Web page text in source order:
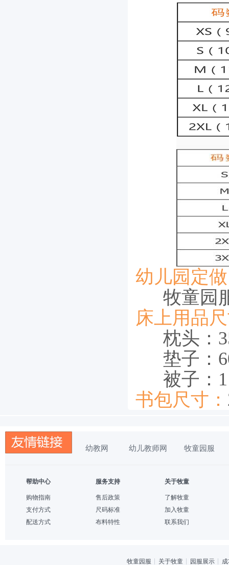
幼儿园定
牧童园
床上用品
枕头：
垫子：
被子：
书包尺寸：
幼教网 幼儿教师网 牧童园服
帮助中心
购物指南
支付方式
配送方式
服务支持
售后政策
尺码标准
布料特性
关于牧童
了解牧童
加入牧童
联系我们
牧童园服 关于牧童 园服展示